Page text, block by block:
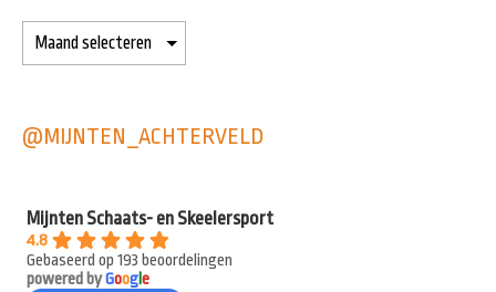
@MIJNTEN_ACHTERVELD
Mijnten Schaats- en Skeelersport
4.8
Gebaseerd op 193 beoordelingen
powered byGooge